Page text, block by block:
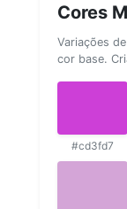
Cores
Variações
cor base.
#cd3fd7